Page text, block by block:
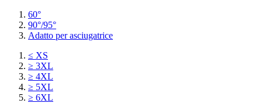
60°
90°/95°
Adatto per asciugatrice
≤ XS
≥ 3XL
≥ 4XL
≥ 5XL
≥ 6XL